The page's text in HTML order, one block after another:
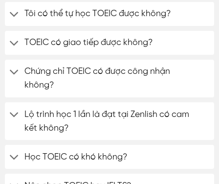
Tôi có thể tự học TOEIC được không?
TOEIC có giao tiếp được không?
Chứng chỉ TOEIC có được công nhận
không?
Lộ trình học 1 lần là đạt tại Zenlish có cam
kết không?
Học TOEIC có khó không?